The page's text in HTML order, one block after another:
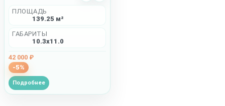
ПЛОЩАДЬ
139.25 м²
ГАБАРИТЫ
10.3x11.0
42 000 ₽
-5%
Подробнее